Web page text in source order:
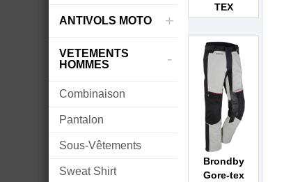
ANTIVOLS MOTO +
VETEMENTS
HOMMES
-
Combinaison
Pantalon
Sous-Vêtements
Sweat Shirt
TEX
Brondby
Gore-tex